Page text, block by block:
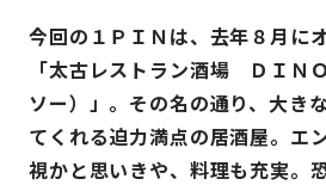
今回の１ＰＩＮは、去年８月に
「太古レストラン酒場 ＤＩＮ
ソー）」。その名の通り、大き
てくれる迫力満点の居酒屋。エ
視かと思いきや、料理も充実。